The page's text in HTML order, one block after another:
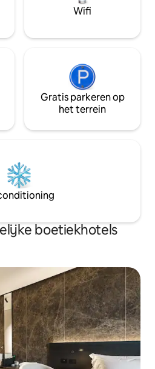
Wifi
Gratis parkeren op
het terrein
boetiekhotels